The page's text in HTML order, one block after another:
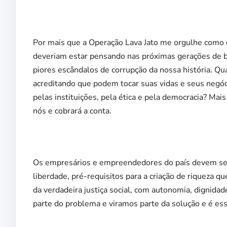
Por mais que a Operação Lava Jato me orgulhe
deveriam estar pensando nas próximas gerações
piores escândalos de corrupção da nossa história.
acreditando que podem tocar suas vidas e seus
pelas instituições, pela ética e pela democracia?
nós e cobrará a conta.
Os empresários e empreendedores do país devem
liberdade, pré-requisitos para a criação de riqueza
da verdadeira justiça social, com autonomia,
parte do problema e viramos parte da solução e é